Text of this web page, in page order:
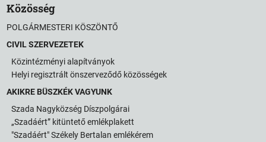
Közösség
POLGÁRMESTERI KÖSZÖNTŐ
CIVIL SZERVEZETEK
Közintézményi alapítványok
Helyi regisztrált önszerveződő közösségek
AKIKRE BÜSZKÉK VAGYUNK
Szada Nagyközség Díszpolgárai
„Szadáért” kitüntető emlékplakett
"Szadáért" Székely Bertalan emlékérem